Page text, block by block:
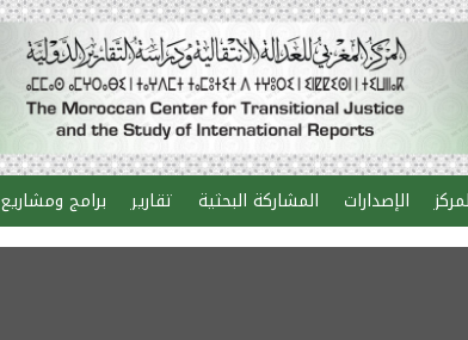
الإصدارات المشاركة البحثية تقارير برامج ومشاريع